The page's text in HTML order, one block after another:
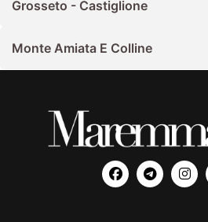
Grosseto - Castiglione
Monte Amiata E Colline